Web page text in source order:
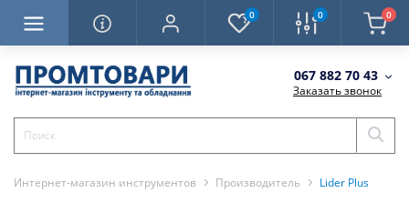
0 0 0
067 882 70 43
Заказать звонок
Интернет-магазин инструментов Производитель Lider Plus